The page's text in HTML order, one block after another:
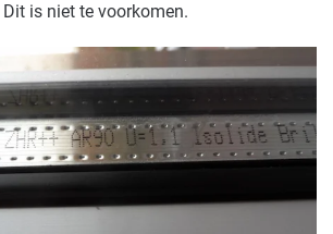
Basis
Basis
Basis
is niet te voorkomen.